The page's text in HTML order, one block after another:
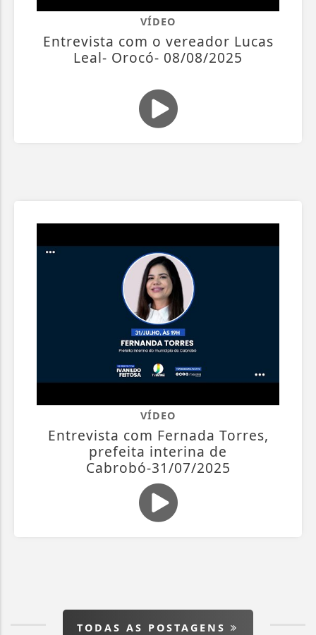
VÍDEO
Entrevista com o vereador Lucas
Leal- Orocó- 08/08/2025
VÍDEO
Entrevista com Fernada Torres,
prefeita interina de
Cabrobó-31/07/2025
TODAS AS POSTAGENS